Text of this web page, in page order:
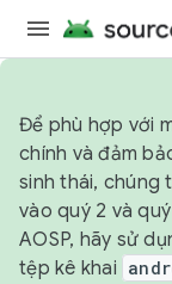
Để phù hợp với
chính và đảm
sinh thái, chúng
vào quý 2 và
AOSP, hãy sử
tệp kê khai